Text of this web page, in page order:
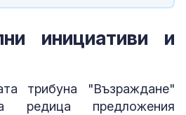
инициативи и
трибуна "Възраждане"
предложения